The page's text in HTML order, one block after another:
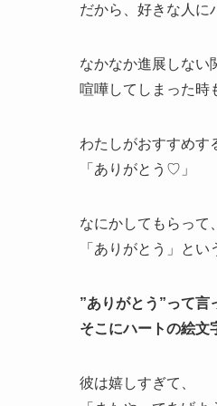
だから、好きな人に
なかなか進展しない
喧嘩してしまった時
わたしがおすすめす
「ありがとう♡」
なにかしてもらって、
「ありがとう」とい
”ありがとう”って言
そこにハートの絵文
彼は嬉しすぎて、